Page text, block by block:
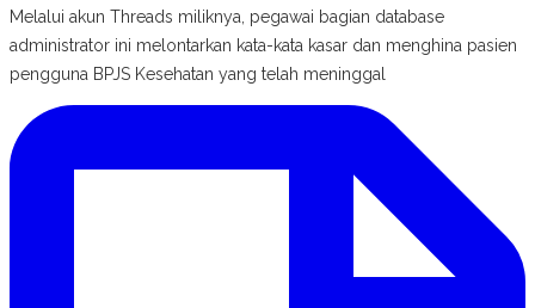
Melalui akun Threads miliknya, pegawai bagian database
administrator ini melontarkan kata-kata kasar dan menghina pasien
pengguna BPJS Kesehatan yang telah meninggal